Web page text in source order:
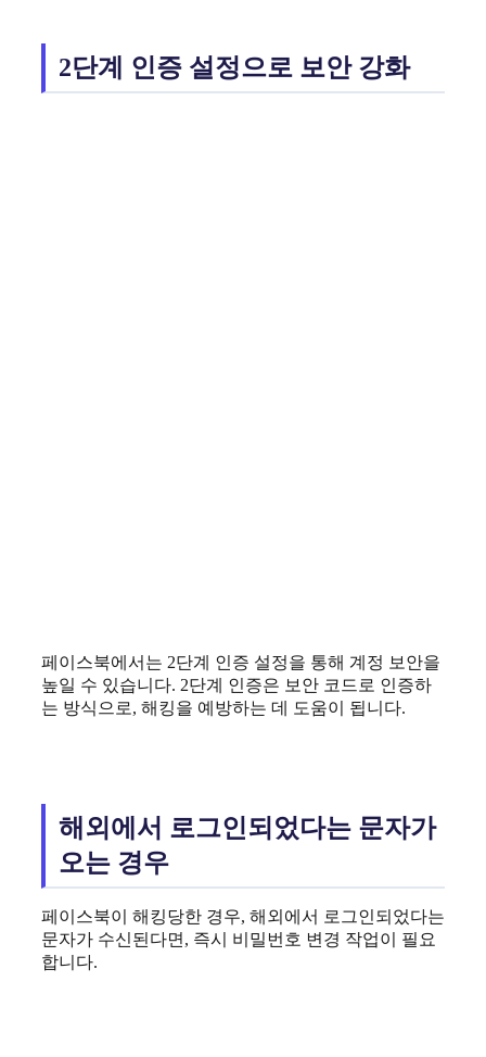
2단계 인증 설정으로 보안 강화
페이스북에서는 2단계 인증 설정을 통해 계정 보안을
높일 수 있습니다. 2단계 인증은 보안 코드로 인증하
는 방식으로, 해킹을 예방하는 데 도움이 됩니다.
해외에서 로그인되었다는 문자가
오는 경우
페이스북이 해킹당한 경우, 해외에서 로그인되었다는
문자가 수신된다면, 즉시 비밀번호 변경 작업이 필요
합니다.